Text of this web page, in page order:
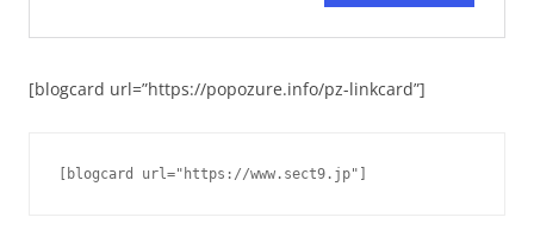
[blogcard url=”https://popozure.info/pz-linkcard”]
[blogcard url="https://www.sect9.jp"]